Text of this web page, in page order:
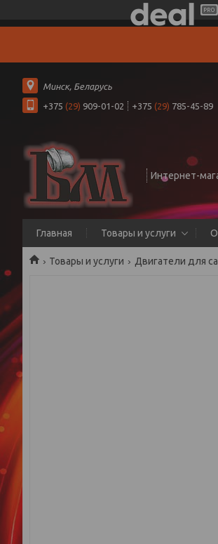
Минск, Беларусь
+375 (29) 909-01-02 +375 (29) 785-45-89
Интернет-
Главная Товары и услуги О
Товары и услуги Двигатели для